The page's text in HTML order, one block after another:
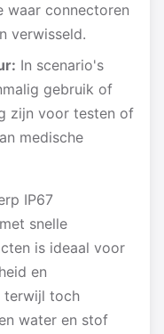
waar connectoren
verwisseld.
In scenario's
gebruik of
zijn voor testen of
medische
IP67
snelle
is ideaal voor
en
terwijl toch
water en stof